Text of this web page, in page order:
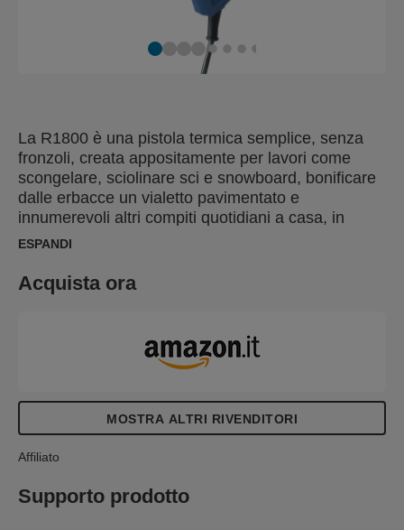
La R1800 è una pistola termica semplice, senza
fronzoli, creata appositamente per lavori come
scongelare, sciolinare sci e snowboard, bonificare
dalle erbacce un vialetto pavimentato e
innumerevoli altri compiti quotidiani a casa, in
cortile o in garage. Con 1800 W di potenza,
e 550 ° C) e un flusso d'aria regolabile, l'R1800
svolge il lavoro in modo rapido e preciso. Offre
aumenta la sicurezza degli utenti e la tranquillità
ESPANDI
Acquista ora
MOSTRA ALTRI RIVENDITORI
Affiliato
Supporto prodotto